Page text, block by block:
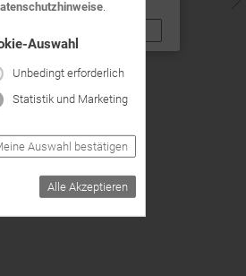
Auswahl
Unbedingt erforderlich
Statistik und Marketing
Auswahl bestätigen
Alle Akzeptieren